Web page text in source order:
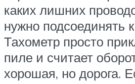
каких лишних
нужно подсоединять
Тахометр просто
пиле и считает
хорошая, но дорога.